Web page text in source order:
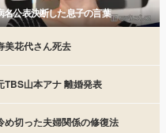
名公表決断した息子の言葉
美花代さん死去
TBS山本アナ 離婚発表
め切った夫婦関係の修復法